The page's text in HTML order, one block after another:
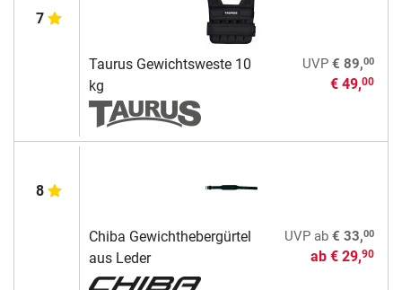
7
Taurus Gewichtsweste 10
kg
UVP € 89,00
€ 49,00
8
Chiba Gewichthebergürtel
aus Leder
UVPab € 33,00
ab € 29,90